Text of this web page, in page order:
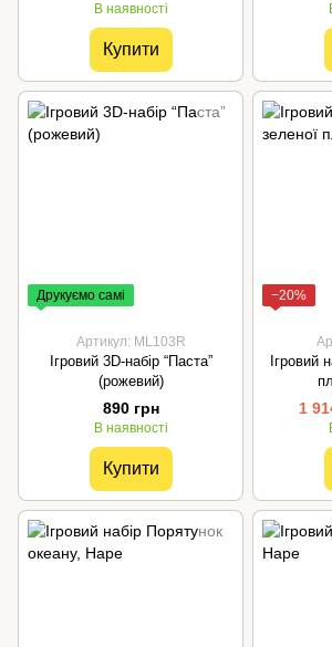
В наявності
Купити
Друкуємо самі
Артикул: ML103R
Ігровий 3D-набір “Паста”
(рожевий)
890 грн
В наявності
Купити
−20%
Ігровий
1